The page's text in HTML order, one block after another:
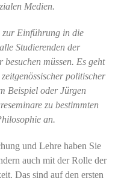
Medien.
zur Einführung in die
Studierenden der
besuchen müssen. Es geht
politischer
Beispiel oder Jürgen
zu bestimmten
an.
und Lehre haben Sie
auch mit der Rolle der
Das sind auf den ersten